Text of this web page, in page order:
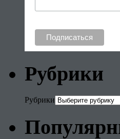
Рубрики
Рубрики